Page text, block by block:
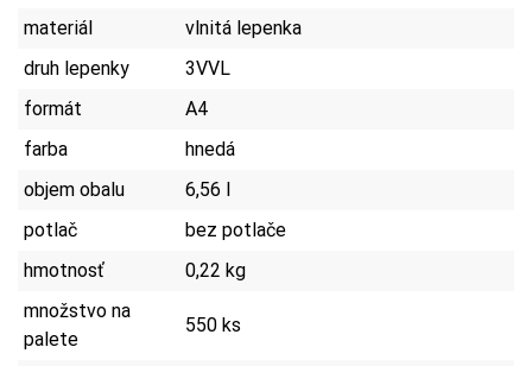
materiál
vlnitá lepenka
druh lepenky
3VVL
formát
A4
farba
hnedá
objem obalu
6,56 l
potlač
bez potlače
hmotnosť
0,22 kg
množstvo na
palete
550 ks